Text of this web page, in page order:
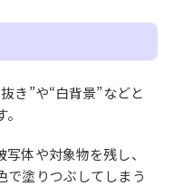
き”や“白背景”などと
体や対象物を残し、
で塗りつぶしてしまう